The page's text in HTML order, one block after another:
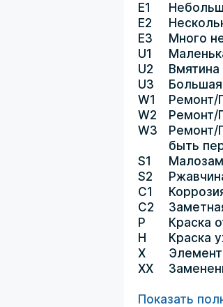
E1
E2
E3
Много
U1
U2
Вмятина
U3
W1
Ремонт/
W2
Ремонт/
W3
Ремонт/
быть
S1
S2
C1
C2
P
Краска
H
Краска
X
XX
Показать